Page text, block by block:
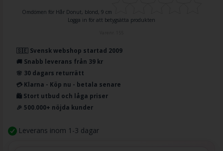
Omdömen för Hår Donut, blond, 9 cm
Logga in för att betygsätta produkten
🇸🇪 Svensk webshop startad 2009
🚚 Snabb leverans från 39 kr
🌸 30 dagars returrätt
💳 Klarna - Köp nu - betala senare
🛍️ Stort utbud och låga priser
🎉 500.000+ nöjda kunder
Leverans inom 1-3 dagar